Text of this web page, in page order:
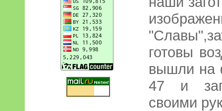
готовы
вышли на
47 и
своими